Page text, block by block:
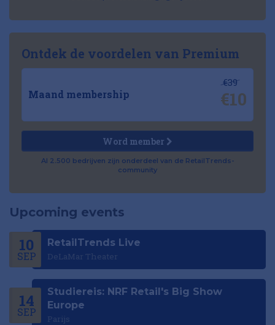
Ontdek de voordelen van Premium
Maand membership
€39
€10
Word member
Al 2.500 bedrijven zijn onderdeel van de RetailTrends-
community
Upcoming events
10
SEP
RetailTrends Live
DeLaMar Theater
14
SEP
Studiereis: NRF Retail's Big Show
Europe
Parijs